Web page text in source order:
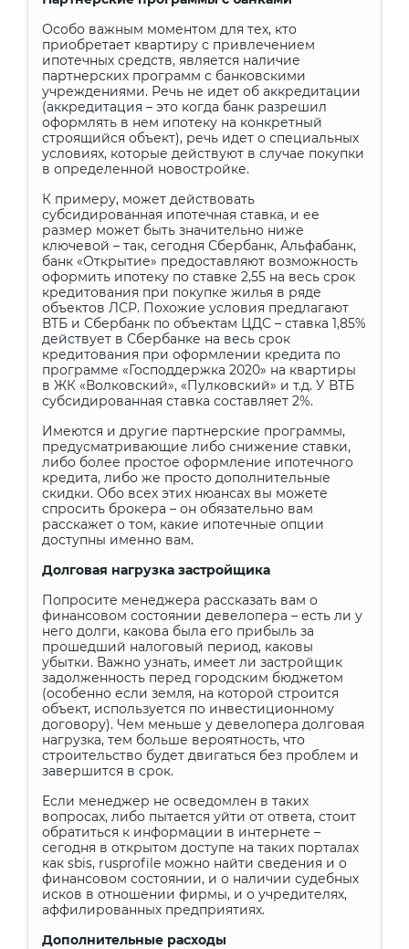
Особо важным моментом для тех, кто
приобретает квартиру с привлечением
ипотечных средств, является наличие
партнерских программ с банковскими
учреждениями. Речь не идет об аккредитации
(аккредитация – это когда банк разрешил
оформлять в нем ипотеку на конкретный
строящийся объект), речь идет о специальных
условиях, которые действуют в случае покупки
в определенной новостройке.
К примеру, может действовать
субсидированная ипотечная ставка, и ее
размер может быть значительно ниже
ключевой – так, сегодня Сбербанк, Альфабанк,
банк «Открытие» предоставляют возможность
оформить ипотеку по ставке 2,55 на весь срок
кредитования при покупке жилья в ряде
объектов ЛСР. Похожие условия предлагают
ВТБ и Сбербанк по объектам ЦДС – ставка 1,85%
действует в Сбербанке на весь срок
кредитования при оформлении кредита по
программе «Господдержка 2020» на квартиры
в ЖК «Волковский», «Пулковский» и т.д. У ВТБ
субсидированная ставка составляет 2%.
Имеются и другие партнерские программы,
предусматривающие либо снижение ставки,
либо более простое оформление ипотечного
кредита, либо же просто дополнительные
скидки. Обо всех этих нюансах вы можете
спросить брокера – он обязательно вам
расскажет о том, какие ипотечные опции
доступны именно вам.
Долговая нагрузка застройщика
Попросите менеджера рассказать вам о
финансовом состоянии девелопера – есть ли у
него долги, какова была его прибыль за
прошедший налоговый период, каковы
убытки. Важно узнать, имеет ли застройщик
задолженность перед городским бюджетом
(особенно если земля, на которой строится
объект, используется по инвестиционному
договору). Чем меньше у девелопера долговая
нагрузка, тем больше вероятность, что
строительство будет двигаться без проблем и
завершится в срок.
Если менеджер не осведомлен в таких
вопросах, либо пытается уйти от ответа, стоит
обратиться к информации в интернете –
сегодня в открытом доступе на таких порталах
как sbis, rusprofile можно найти сведения и о
финансовом состоянии, и о наличии судебных
исков в отношении фирмы, и о учредителях,
аффилированных предприятиях.
Дополнительные расходы